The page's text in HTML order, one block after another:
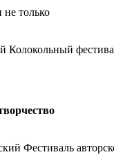
только
Колокольный
Фестиваль